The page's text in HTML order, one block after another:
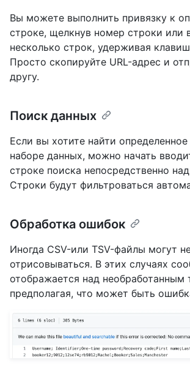
Вы можете выполнить привязку к
строке, щелкнув номер строки или
несколько строк, удерживая
Просто скопируйте URL-адрес и
другу.
Поиск данных
Если вы хотите найти определенное
наборе данных, можно начать
строке поиска непосредственно
Строки будут фильтроваться
Обработка ошибок
Иногда CSV-или TSV-файлы могут
отрисовываться. В этих случаях
отображается над необработанным
предполагая, что может быть